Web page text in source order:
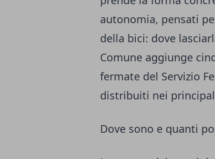
autonomia, pensati
della bici: dove
Comune aggiunge
fermate del Servizio
distribuiti nei
Dove sono e quanti